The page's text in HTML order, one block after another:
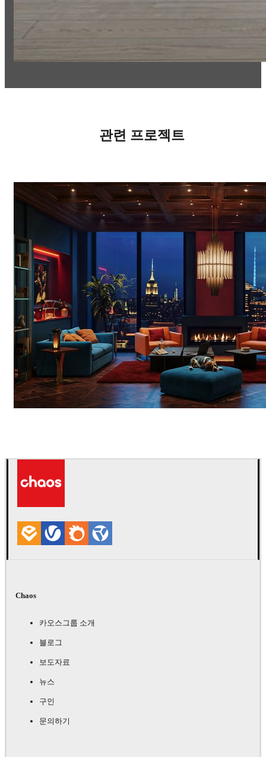
관련 프로젝트
Chaos
카오스그룹 소개
블로그
보도자료
뉴스
구인
문의하기